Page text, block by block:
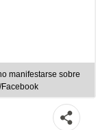
manifestarse sobre